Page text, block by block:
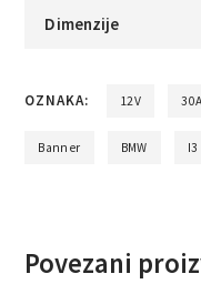
Dimenzije
OZNAKA: 12V
Banner BMW I3
Povezani